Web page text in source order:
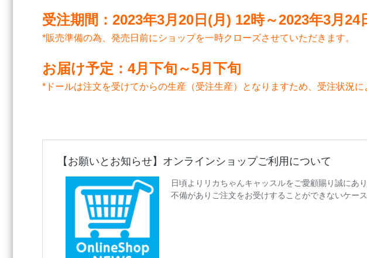
受注期間：2023年3月20日(月) 12時～2023年3月24
*販売準備の為、発売日前にショップを一時クローズさせていただきます。
お届け予定：4月下旬～5月下旬
*ドールは注文を受けてからの生産（受注生産）となりますため、受注状況